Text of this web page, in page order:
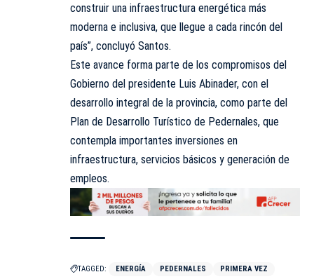
construir una infraestructura energética más
moderna e inclusiva, que llegue a cada rincón del
país”, concluyó Santos.
Este avance forma parte de los compromisos del
Gobierno del presidente Luis Abinader, con el
desarrollo integral de la provincia, como parte del
Plan de Desarrollo Turístico de Pedernales, que
contempla importantes inversiones en
infraestructura, servicios básicos y generación de
empleos.
TAGGED: ENERGÍA PEDERNALES PRIMERA VEZ